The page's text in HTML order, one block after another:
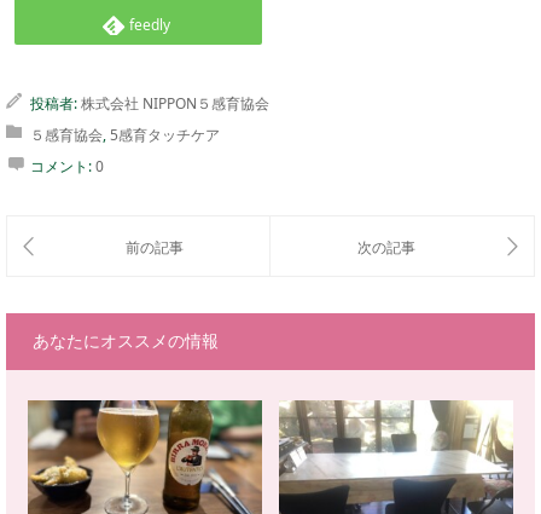
feedly
投稿者:株式会社 NIPPON５感育協会
５感育協会, 5感育タッチケア
コメント:0
あなたにオススメの情報